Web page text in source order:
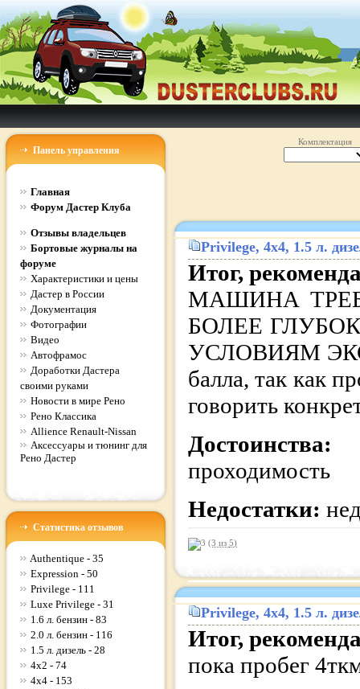
Панель управления
Главная
Форум Дастер Клуба
Отзывы владельцев
Бортовые журналы на
форуме
Характеристики и цены
Дастер в России
Документация
Фотографии
Видео
Автофрамос
Доработки Дастера
своими руками
Новости в мире Рено
Рено Классика
Allience Renault-Nissan
Аксессуары и тюнинг для
Рено Дастер
Статистика отзывов
Authentique - 35
Expression - 50
Privilege - 111
Luxe Privilege - 31
1.6 л. бензин - 83
2.0 л. бензин - 116
1.5 л. дизель - 28
4x2 - 74
4x4 - 153
Комплектация
Privilege, 4x4, 1.5 л.
Итог,
МАШИНА
БОЛЕЕ
УСЛОВИЯМ
балла, так как
говорить
Достоинства:
проходимость
Недостатки:
(3 из 5)
Privilege, 4x4, 1.5 л.
Итог,
пока пробег